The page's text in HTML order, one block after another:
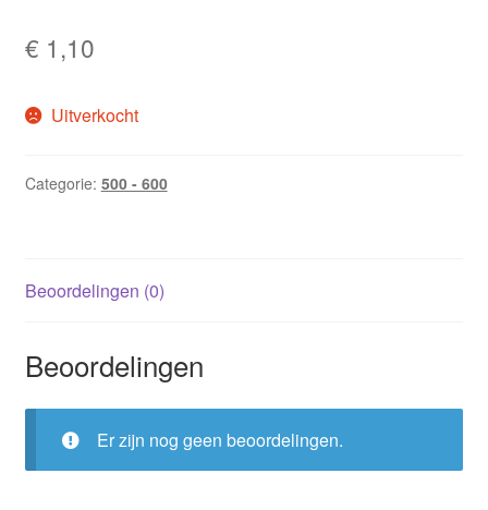
€ 1,10
Uitverkocht
Categorie: 500 - 600
Beoordelingen (0)
Beoordelingen
Er zijn nog geen beoordelingen.